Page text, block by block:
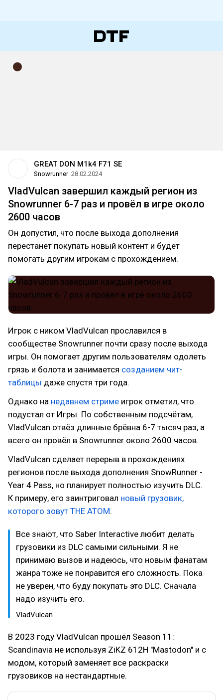
GREAT DON M1k4 F71 SE
Snowrunner 28.02.2024
VladVulcan завершил каждый регион из
Snowrunner 6-7 раз и провёл в игре около
2600 часов
Он допустил, что после выхода дополнения
перестанет покупать новый контент и будет
помогать другим игрокам с прохождением.
Игрок с ником VladVulcan прославился в
сообществе Snowrunner почти сразу после выхода
игры. Он помогает другим пользователям одолеть
грязь и болота и занимается созданием чит-
таблицы даже спустя три года.
Однако на недавнем стриме игрок отметил, что
подустал от Игры. По собственным подсчётам,
VladVulcan отвёз длинные брёвна 6-7 тысяч раз, а
всего он провёл в Snowrunner около 2600 часов.
VladVulcan сделает перерыв в прохождениях
регионов после выхода дополнения SnowRunner -
Year 4 Pass, но планирует полностью изучить DLC.
К примеру, его заинтриговал новый грузовик,
которого зовут THE ATOM.
Все знают, что Saber Interactive любит делать
грузовики из DLC самыми сильными. Я не
принимаю вызов и надеюсь, что новым фанатам
жанра тоже не понравится его сложность. Пока
не уверен, что буду покупать это DLC. Сначала
надо изучить его.
VladVulcan
В 2023 году VladVulcan прошёл Season 11:
Scandinavia не используя ZiKZ 612H "Mastodon" и с
модом, который заменяет все раскраски
грузовиков на нестандартные.